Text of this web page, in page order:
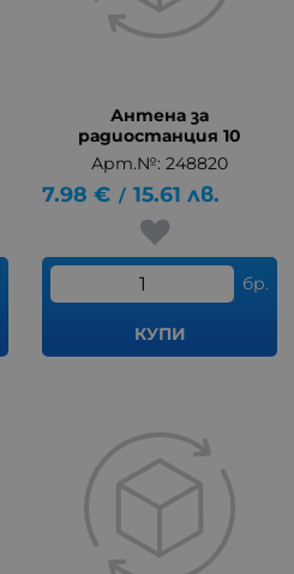
Антена за
радиостанция 10
Арт.№: 248820
7.98 € / 15.61 лв.
бр.
КУПИ